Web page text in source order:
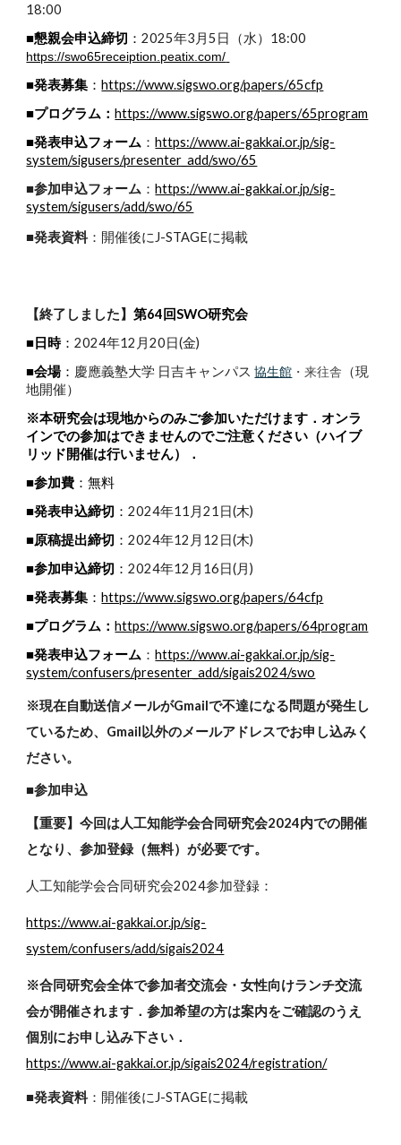
18:00
■懇親会申込締切 ：2025年3月5日（水）18:00
https://swo65receiption.peatix.com/
■発表募集 ：https://www.sigswo.org/papers/65cfp
■プログラム：https://www.sigswo.org/papers/65program
■発表申込フォーム ： https://www.ai-gakkai.or.jp/sig-
system/sigusers/presenter_add/swo/65
■参加申込フォーム ：https://www.ai-gakkai.or.jp/sig-
system/sigusers/add/swo/65
■発表資料 ：開催後にJ-STAGEに掲載
【終了しました】第64回SWO研究会
■日時 ：2024年12月20日(金)
■会場 ： 慶應義塾大学 日吉キャンパス協生館 ・来往舎
（現
地開催）
※本研究会は現地からのみご参加いただけます．オンラ
インでの参加はできませんのでご注意ください（ハイブ
リッド開催は行いません）．
■参加費 ：無料
■発表申込締切 ：2024年11月21日(木)
■原稿提出締切 ：2024年12月12日(木)
■参加申込締切 ：2024年12月16日(月)
■発表募集 ：https://www.sigswo.org/papers/64cfp
■プログラム：https://www.sigswo.org/papers/64program
■発表申込フォーム ： https://www.ai-gakkai.or.jp/sig-
system/confusers/presenter_add/sigais2024/swo
※現在自動送信メールがGmailで不達になる問題が発生し
ているため、Gmail以外のメールアドレスでお申し込みく
ださい。
■参加申込
【重要】今回は人工知能学会合同研究会2024内での開催
となり、参加登録（無料）が必要です。
人工知能学会合同研究会2024参加登録：
https://www.ai-gakkai.or.jp/sig-
system/confusers/add/sigais2024
※合同研究会全体で参加者交流会・女性向けランチ交流
会が開催されます．参加希望の方は案内をご確認のうえ
個別にお申し込み下さい．
https://www.ai-gakkai.or.jp/sigais2024/registration/
■発表資料 ：開催後にJ-STAGEに掲載